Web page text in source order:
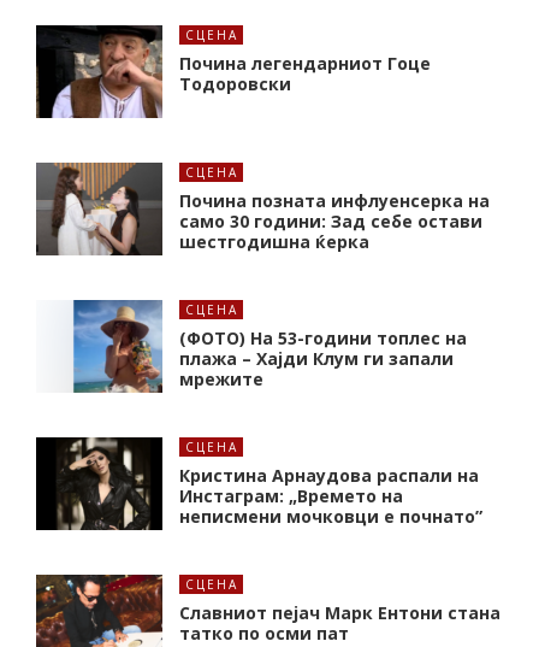
СЦЕНА
Почина легендарниот Гоце
Тодоровски
СЦЕНА
Почина позната инфлуенсерка на
само 30 години: Зад себе остави
шестгодишна ќерка
СЦЕНА
(ФОТО) На 53-години топлес на
плажа – Хајди Клум ги запали
мрежите
СЦЕНА
Кристина Арнаудова распали на
Инстаграм: „Времето на
неписмени мочковци е почнато”
СЦЕНА
Славниот пејач Марк Ентони стана
татко по осми пат